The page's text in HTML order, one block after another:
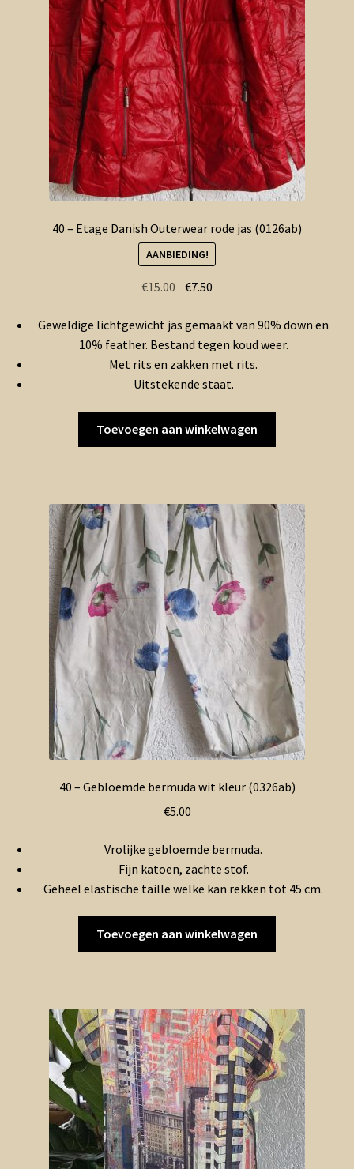
40 – Etage Danish Outerwear rode jas (0126ab)
AANBIEDING!
€15.00 Oorspronkelijke
was:
€15.00.
€7.50
is:
€7.50.
Geweldige lichtgewicht jas gemaakt van 90% down en
10% feather. Bestand tegen koud weer.
Met rits en zakken met rits.
Uitstekende staat.
Toevoegen aan winkelwagen
40 – Gebloemde bermuda wit kleur (0326ab)
€5.00
Vrolijke gebloemde bermuda.
Fijn katoen, zachte stof.
Geheel elastische taille welke kan rekken tot 45 cm.
Toevoegen aan winkelwagen